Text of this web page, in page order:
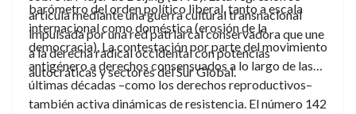
articula mediante una guerra cultural transnacional
impulsada por una red patriarcal conservadora que une
a la derecha radical occidental con potencias
autocráticas y sectores del Sur Global.
barómetro del orden político liberal, tanto a escala
internacional como doméstica (erosión de la
democracia). La contestación por parte del movimiento
antigénero a derechos consensuados a lo largo de las
últimas décadas –como los derechos reproductivos–
también activa dinámicas de resistencia. El número 142